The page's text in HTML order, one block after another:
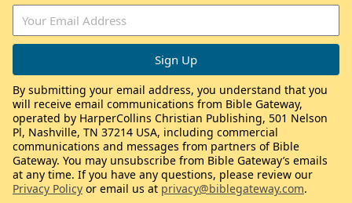
By submitting your email address, you understand that you
will receive email communications from Bible Gateway,
operated by HarperCollins Christian Publishing, 501 Nelson
Pl, Nashville, TN 37214 USA, including commercial
communications and messages from partners of Bible
Gateway. You may unsubscribe from Bible Gateway’s emails
at any time. If you have any questions, please review our
Privacy Policy or email us at privacy@biblegateway.com.